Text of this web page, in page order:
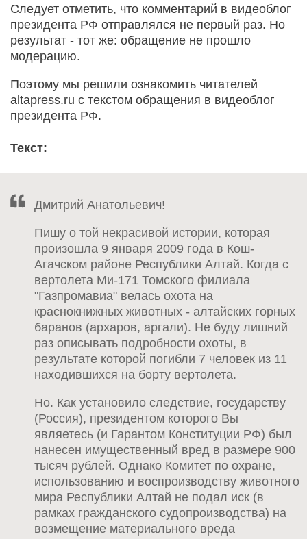
Следует отметить, что комментарий в видеоблог
президента РФ отправлялся не первый раз. Но
результат - тот же: обращение не прошло
модерацию.
Поэтому мы решили ознакомить читателей
altapress.ru с текстом обращения в видеоблог
президента РФ.
Текст:
Дмитрий Анатольевич!
Пишу о той некрасивой истории, которая
произошла 9 января 2009 года в Кош-
Агачском районе Республики Алтай. Когда с
вертолета Ми-171 Томского филиала
"Газпромавиа" велась охота на
краснокнижных животных - алтайских горных
баранов (архаров, аргали). Не буду лишний
раз описывать подробности охоты, в
результате которой погибли 7 человек из 11
находившихся на борту вертолета.
Но. Как установило следствие, государству
(Россия), президентом которого Вы
являетесь (и Гарантом Конституции РФ) был
нанесен имущественный вред в размере 900
тысяч рублей. Однако Комитет по охране,
использованию и воспроизводству животного
мира Республики Алтай не подал иск (в
рамках гражданского судопроизводства) на
возмещение материального вреда